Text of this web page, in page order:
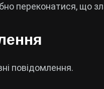
переконатися, що
повідомлення.